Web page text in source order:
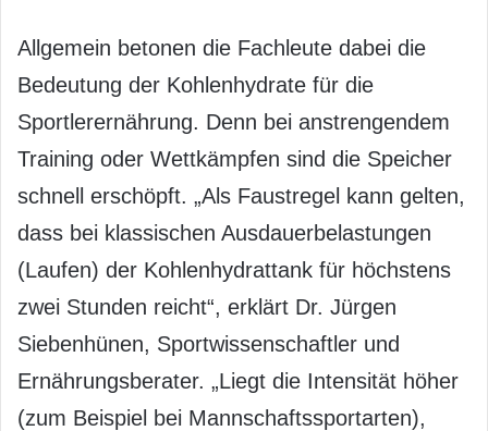
Allgemein betonen die Fachleute dabei die
Bedeutung der Kohlenhydrate für die
Sportlerernährung. Denn bei anstrengendem
Training oder Wettkämpfen sind die Speicher
schnell erschöpft. „Als Faustregel kann gelten,
dass bei klassischen Ausdauerbelastungen
(Laufen) der Kohlenhydrattank für höchstens
zwei Stunden reicht“, erklärt Dr. Jürgen
Siebenhünen, Sportwissenschaftler und
Ernährungsberater. „Liegt die Intensität höher
(zum Beispiel bei Mannschaftssportarten),